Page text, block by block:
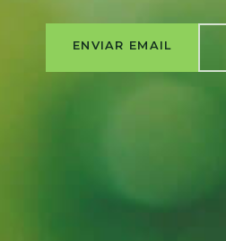
ENVIAR EMAIL